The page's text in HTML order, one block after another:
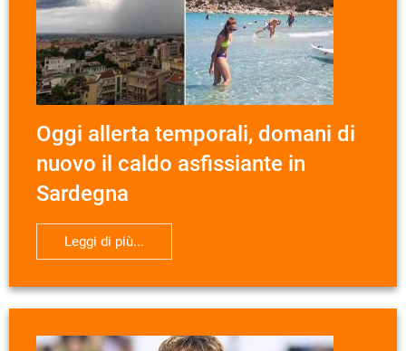
Oggi allerta temporali, domani di
nuovo il caldo asfissiante in
Sardegna
Leggi di più...